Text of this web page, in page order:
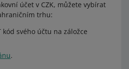
účet v CZK, můžete vybírat
trhu:
kód svého účtu na záložce
.